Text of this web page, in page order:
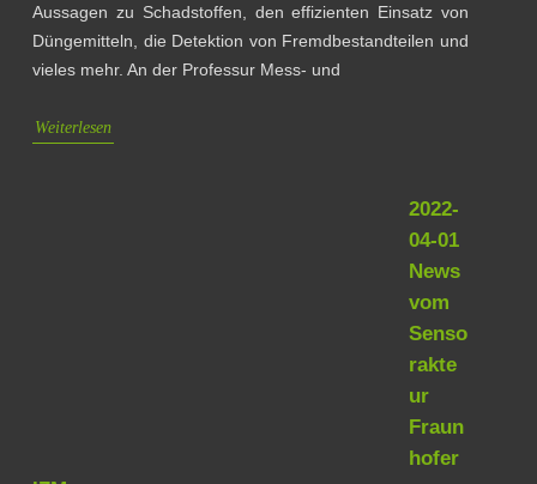
Aussagen zu Schadstoffen, den effizienten Einsatz von
Düngemitteln, die Detektion von Fremdbestandteilen und
vieles mehr. An der Professur Mess- und
Weiterlesen
2022-
04-01
News
vom
Senso
rakte
ur
Fraun
hofer